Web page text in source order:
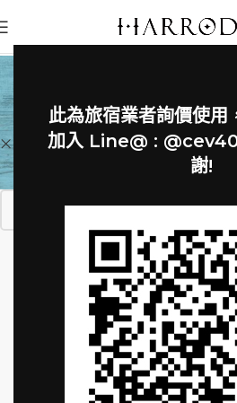
此為旅宿業者詢價使用
加入 Line@ :
謝!
首頁 品牌授權
Clear filters Peter Morrissey
找不到符合您選擇的商品